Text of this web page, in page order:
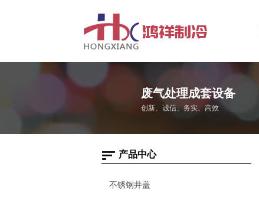
废气处理成套设备
创新、诚信、务实、高效
产品中心
不锈钢井盖